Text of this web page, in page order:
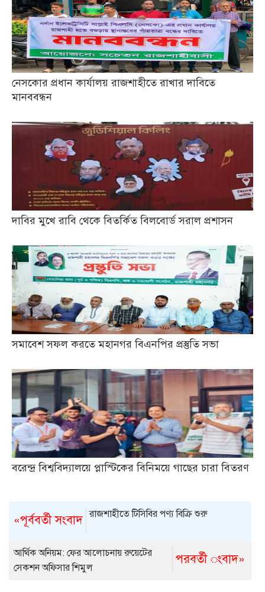
নেসকোর প্রধান কার্যালয় রাজশাহীতে রাখার দাবিতে
মানববন্ধন
দাবির মুখে রাবি থেকে বিতর্কিত বিলবোর্ড সরাল প্রশাসন
সমাবেশ সফল করতে মহানগর বিএনপির প্রস্তুতি সভা
বরেন্দ্র বিশ্ববিদ্যালয়ে প্লাস্টিকের বিনিময়ে গাছের চারা বিতরণ
«পূর্ববর্তী সংবাদ রাজশাহীতে টিসিবির পণ্য বিক্রি শুরু
পরবর্তী ংবাদ»
আর্থিক অনিয়ম: ফের আলোচনায় রুয়েটের
সেকশন অফিসার শিমুল